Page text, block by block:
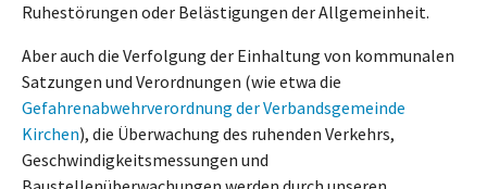
Ruhestörungen oder Belästigungen der Allgemeinheit.
Aber auch die Verfolgung der Einhaltung von kommunalen
Satzungen und Verordnungen (wie etwa die
Gefahrenabwehrverordnung der Verbandsgemeinde
Kirchen), die Überwachung des ruhenden Verkehrs,
Geschwindigkeitsmessungen und